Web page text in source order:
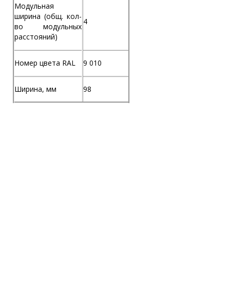
Модульная
ширина (общ. кол-
во модульных
расстояний)
4
Номер цвета RAL 9 010
Ширина, мм 98